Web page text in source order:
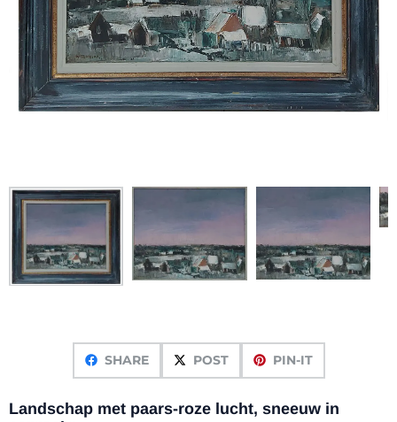
SHARE POST PIN-IT
Landschap met paars-roze lucht, sneeuw in